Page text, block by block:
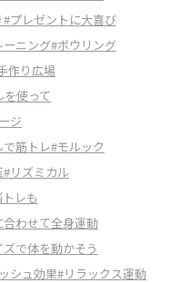
#プレゼントに大喜び
ニング#ボウリング
作り広場
を使って
ジ
筋トレ#モルック
#リズミカル
レも
わせて全身運動
で体を動かそう
シュ効果#リラックス運動